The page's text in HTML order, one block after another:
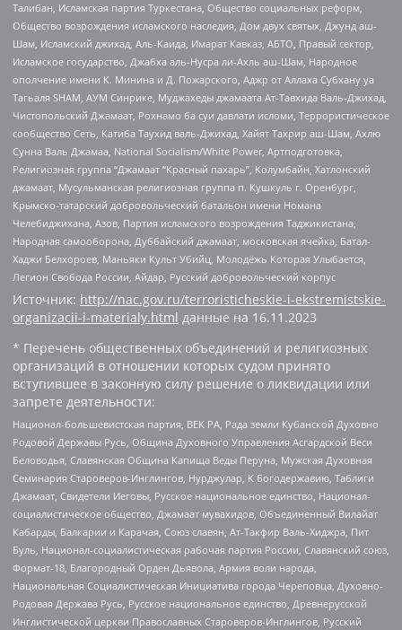
Талибан, Исламская партия Туркестана, Общество социальных реформ,
Общество возрождения исламского наследия, Дом двух святых, Джунд аш-
Шам, Исламский джихад, Аль-Каида, Имарат Кавказ, АБТО, Правый сектор,
Исламское государство, Джабха аль-Нусра ли-Ахль аш-Шам, Народное
ополчение имени К. Минина и Д. Пожарского, Аджр от Аллаха Субхану уа
Тагьаля SHAM, АУМ Синрике, Муджахеды джамаата Ат-Тавхида Валь-Джихад,
Чистопольский Джамаат, Рохнамо ба суи давлати исломи, Террористическое
сообщество Сеть, Катиба Таухид валь-Джихад, Хайят Тахрир аш-Шам, Ахлю
Сунна Валь Джамаа, National Socialism/White Power, Артподготовка,
Религиозная группа “Джамаат “Красный пахарь”, Колумбайн, Хатлонский
джамаат, Мусульманская религиозная группа п. Кушкуль г. Оренбург,
Крымско-татарский добровольческий батальон имени Номана
Челебиджихана, Азов, Партия исламского возрождения Таджикистана,
Народная самооборона, Дуббайский джамаат, московская ячейка, Батал-
Хаджи Белхороев, Маньяки Культ Убийц, Молодёжь Которая Улыбается,
Легион Свобода России, Айдар, Русский добровольческий корпус
Источник: http://nac.gov.ru/terroristicheskie-i-ekstremistskie-
organizacii-i-materialy.html данные на 16.11.2023
* Перечень общественных объединений и религиозных
организаций в отношении которых судом принято
вступившее в законную силу решение о ликвидации или
запрете деятельности:
Национал-большевистская партия, ВЕК РА, Рада земли Кубанской Духовно
Родовой Державы Русь, Община Духовного Управления Асгардской Веси
Беловодья, Славянская Община Капища Веды Перуна, Мужская Духовная
Семинария Староверов-Инглингов, Нурджулар, К Богодержавию, Таблиги
Джамаат, Свидетели Иеговы, Русское национальное единство, Национал-
социалистическое общество, Джамаат мувахидов, Объединенный Вилайат
Кабарды, Балкарии и Карачая, Союз славян, Ат-Такфир Валь-Хиджра, Пит
Буль, Национал-социалистическая рабочая партия России, Славянский союз,
Формат-18, Благородный Орден Дьявола, Армия воли народа,
Национальная Социалистическая Инициатива города Череповца, Духовно-
Родовая Держава Русь, Русское национальное единство, Древнерусской
Инглистической церкви Православных Староверов-Инглингов, Русский